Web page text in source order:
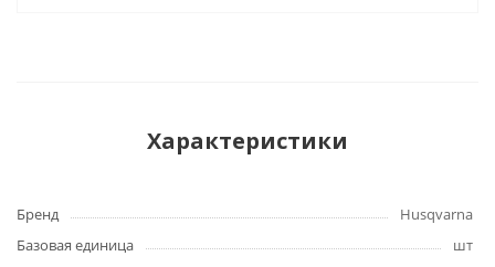
Характеристики
Бренд
Husqvarna
Базовая единица
шт